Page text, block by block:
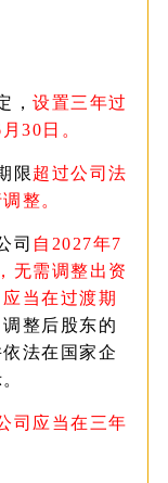
，设置三年过
30日。
限超过公司法
整。
司 自2027年7
无需调整出资
当在过渡期
调整后股东的
法在国家企
司应当在三年